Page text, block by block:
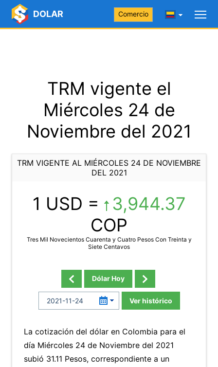
DOLAR Comercio
TRM vigente el
Miércoles 24 de
Noviembre del 2021
TRM VIGENTE AL MIÉRCOLES 24 DE NOVIEMBRE
DEL 2021
1 USD =
3,944.37
COP
Tres Mil Novecientos Cuarenta y Cuatro Pesos Con Treinta y
Siete Centavos
Dólar Hoy
Ver histórico
La cotización del dólar en Colombia para el
día Miércoles 24 de Noviembre del 2021
subió 31.11 Pesos, correspondiente a un